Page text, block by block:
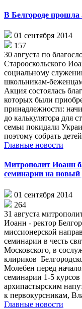
В Белгороде
01 сентября 2014
157
30 августа по
Старооскольского
социальному
школьникам-
Акция состоялась
которых были
принадлежности:
до калькулятора для
семьи покидали
поэтому собрать
Главные новости
Митрополит Иоанн
семинарии на новый
01 сентября 2014
264
31 августа
Иоанн - ректор
миссионерской
семинарии в честь
Московского, в
клириков
Молебен перед
семинарии 1-5
архипастырским
к первокурсникам,
Главные новости